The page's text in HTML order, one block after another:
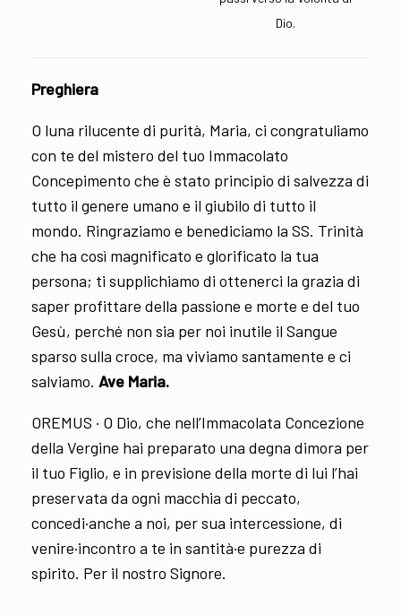
Dio.
Preghiera
O luna rilucente di purità, Maria, ci congratuliamo
con te del mistero del tuo Immacolato
Concepimento che è stato principio di salvezza di
tutto il genere umano e il giubilo di tutto il
mondo. Ringraziamo e benediciamo la SS. Trinità
che ha così magnificato e glorificato la tua
persona; ti supplichiamo di ottenerci la grazia di
saper profittare della passione e morte e del tuo
Gesù, perché non sia per noi inutile il Sangue
sparso sulla croce, ma viviamo santamente e ci
salviamo. Ave Maria.
OREMUS · O Dio, che nell’Immacolata Concezione
della Vergine hai preparato una degna dimora per
il tuo Figlio, e in previsione della morte di lui l’hai
preservata da ogni macchia di peccato,
concedi·anche a noi, per sua intercessione, di
venire·incontro a te in santità·e purezza di
spirito. Per il nostro Signore.